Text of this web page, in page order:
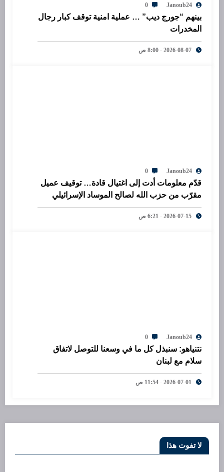
Janoub24
0
بينهم “جورج ديب” … عملية امنية توقف كبار رجال
المخدرات
2026-08-07 - 8:00 ص
Janoub24
0
قدّم معلومات أدت إلى اغتيال قادة… توقيف عميل
مقرّب من حزب الله لصالح الموساد الإسرائيلي
2026-07-15 - 6:21 ص
Janoub24
0
نتنياهو: سنبذل كل ما في وسعنا للتوصل لاتفاق
سلام مع لبنان
2026-07-01 - 11:54 ص
لا تفوت هذا